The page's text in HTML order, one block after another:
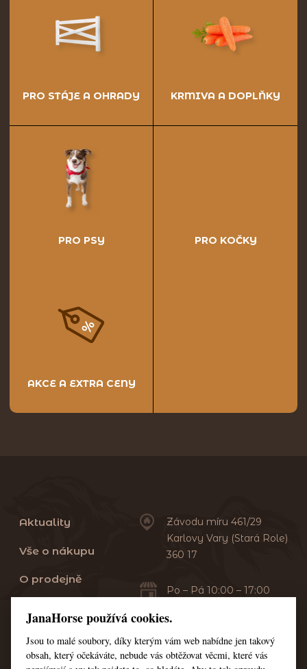
PRO STÁJE A OHRADY KRMIVA A DOPLŇKY
PRO PSY PRO KOČKY
AKCE A EXTRA CENY
Aktuality
Vše o nákupu
O prodejně
Servis
Kontakt
Závodu míru 461/29
Karlovy Vary (Stará Role)
360 17
Po – Pá 10:00 – 17:00
+420 353 549 410
+420 608 444 378
JanaHorse používá cookies.
Jsou to malé soubory, díky kterým vám web nabídne jen takový
obsah, který očekáváte, nebude vás obtěžovat věcmi, které vás